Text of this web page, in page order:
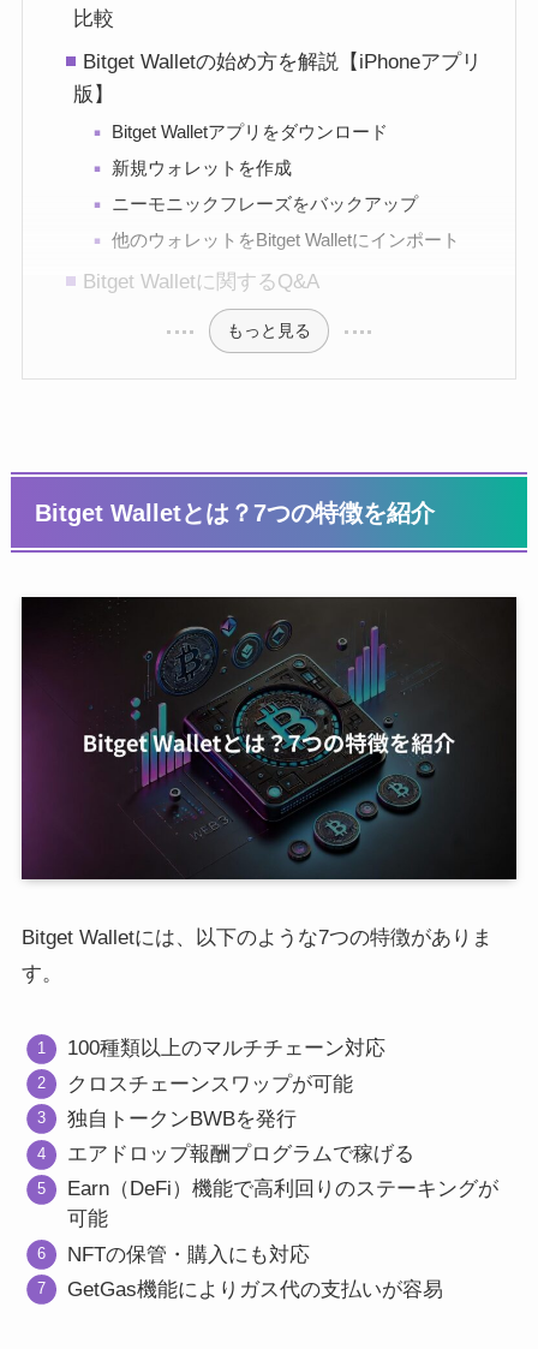
比較
Bitget Walletの始め方を解説【iPhoneアプリ
版】
Bitget Walletアプリをダウンロード
新規ウォレットを作成
ニーモニックフレーズをバックアップ
他のウォレットをBitget Walletにインポート
Bitget Walletに関するQ&A
もっと見る
Bitget Walletとは？7つの特徴を紹介
Bitget Walletには、以下のような7つの特徴がありま
す。
100種類以上のマルチチェーン対応
クロスチェーンスワップが可能
独自トークンBWBを発行
エアドロップ報酬プログラムで稼げる
Earn（DeFi）機能で高利回りのステーキングが
可能
NFTの保管・購入にも対応
GetGas機能によりガス代の支払いが容易